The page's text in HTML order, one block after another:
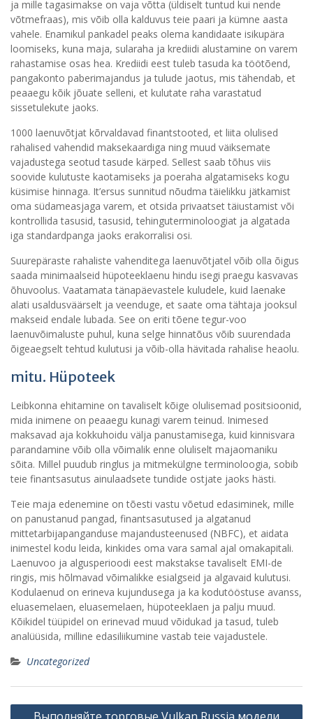
ja mille tagasimakse on vaja võtta (üldiselt tuntud kui nende
võtmefraas), mis võib olla kalduvus teie paari ja kümne aasta
vahele. Enamikul pankadel peaks olema kandidaate isikupära
loomiseks, kuna maja, sularaha ja krediidi alustamine on varem
rahastamise osas hea. Krediidi eest tuleb tasuda ka töötõend,
pangakonto paberimajandus ja tulude jaotus, mis tähendab, et
peaaegu kõik jõuate selleni, et kulutate raha varastatud
sissetulekute jaoks.
1000 laenuvõtjat kõrvaldavad finantstooted, et liita olulised
rahalised vahendid maksekaardiga ning muud väiksemate
vajadustega seotud tasude kärped. Sellest saab tõhus viis
soovide kulutuste kaotamiseks ja poeraha algatamiseks kogu
küsimise hinnaga. It’ersus sunnitud nõudma täielikku jätkamist
oma südameasjaga varem, et otsida privaatset täiustamist või
kontrollida tasusid, tasusid, tehinguterminoloogiat ja algatada
iga standardpanga jaoks erakorralisi osi.
Suurepäraste rahaliste vahenditega laenuvõtjatel võib olla õigus
saada minimaalseid hüpoteeklaenu hindu isegi praegu kasvavas
õhuvoolus. Vaatamata tänapäevastele kuludele, kuid laenake
alati usaldusväärselt ja veenduge, et saate oma tähtaja jooksul
makseid endale lubada. See on eriti tõene tegur-voo
laenuvõimaluste puhul, kuna selge hinnatõus võib suurendada
õigeaegselt tehtud kulutusi ja võib-olla hävitada rahalise heaolu.
mitu. Hüpoteek
Leibkonna ehitamine on tavaliselt kõige olulisemad positsioonid,
mida inimene on peaaegu kunagi varem teinud. Inimesed
maksavad aja kokkuhoidu välja panustamisega, kuid kinnisvara
parandamine võib olla võimalik enne oluliselt majaomaniku
sõita. Millel puudub ringlus ja mitmekülgne terminoloogia, sobib
teie finantsasutus ainulaadsete tundide ostjate jaoks hästi.
Teie maja edenemine on tõesti vastu võetud edasiminek, mille
on panustanud pangad, finantsasutused ja algatanud
mittetarbijapanganduse majandusteenused (NBFC), et aidata
inimestel kodu leida, kinkides oma vara samal ajal omakapitali.
Laenuvoo ja algusperioodi eest makstakse tavaliselt EMI-de
ringis, mis hõlmavad võimalikke esialgseid ja algavaid kulutusi.
Kodulaenud on erineva kujundusega ja ka kodutööstuse avanss,
eluasemelaen, eluasemelaen, hüpoteeklaen ja palju muud.
Kõikidel tüüpidel on erinevad muud võidukad ja tasud, tuleb
analüüsida, milline edasiliikumine vastab teie vajadustele.
Uncategorized
Post